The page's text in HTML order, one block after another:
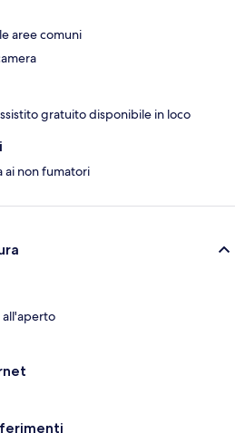
aree comuni
gratuito disponibile in loco
ai non fumatori
all'aperto